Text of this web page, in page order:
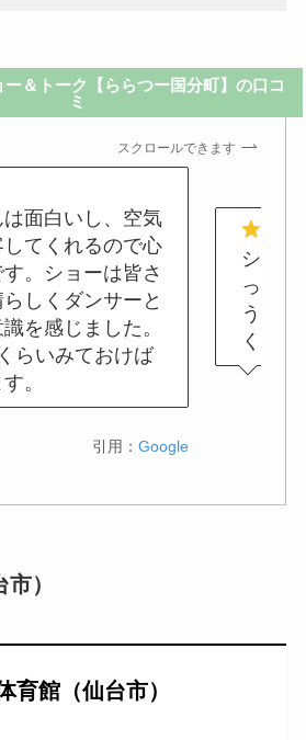
＆トーク【ららつー国分町】の口コ
ミ
スクロールできます
面白いし、空気
てくれるので心
。ショーは皆さ
しくダンサーと
を感じました。
らいみておけば
。
引用：Google
ショ
って
うに
くさ
）
育館（仙台市）